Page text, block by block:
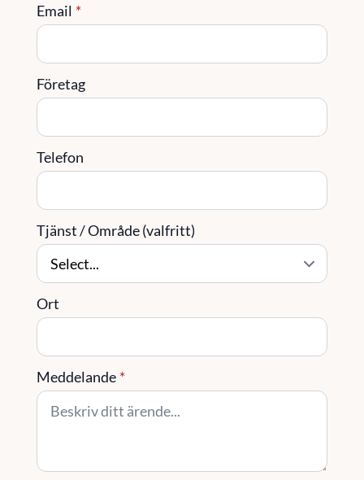
Email *
Företag
Telefon
Tjänst / Område (valfritt)
Ort
Meddelande *